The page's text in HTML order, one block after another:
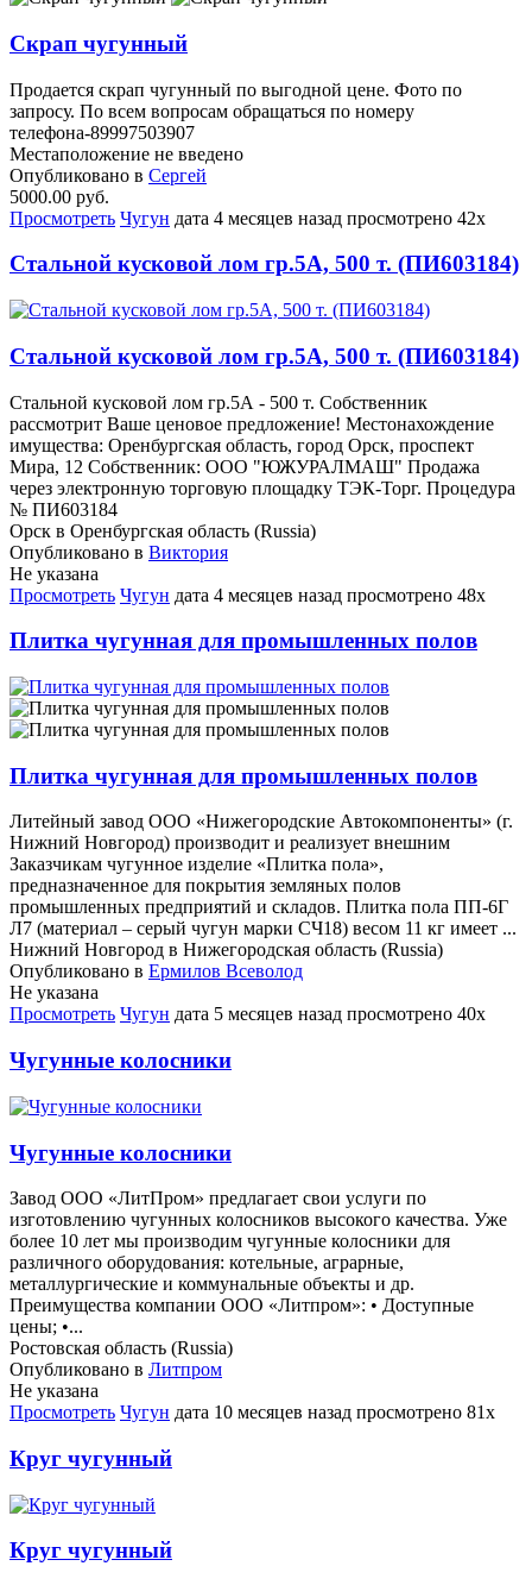
Скрап чугунный
Продается скрап чугунный по выгодной цене. Фото по
запросу. По всем вопросам обращаться по номеру
телефона-89997503907
Местаположение не введено
Опубликовано в Сергей
5000.00 руб.
Просмотреть Чугун дата 4 месяцев назад просмотрено 42x
Стальной кусковой лом гр.5А, 500 т. (ПИ603184)
Стальной кусковой лом гр.5А, 500 т. (ПИ603184)
Стальной кусковой лом гр.5А - 500 т. Собственник
рассмотрит Ваше ценовое предложение! Местонахождение
имущества: Оренбургская область, город Орск, проспект
Мира, 12 Собственник: ООО "ЮЖУРАЛМАШ" Продажа
через электронную торговую площадку ТЭК-Торг. Процедура
№ ПИ603184
Орск в Оренбургская область (Russia)
Опубликовано в Виктория
Не указана
Просмотреть Чугун дата 4 месяцев назад просмотрено 48x
Плитка чугунная для промышленных полов
Плитка чугунная для промышленных полов
Литейный завод ООО «Нижегородские Автокомпоненты» (г.
Нижний Новгород) производит и реализует внешним
Заказчикам чугунное изделие «Плитка пола»,
предназначенное для покрытия земляных полов
промышленных предприятий и складов. Плитка пола ПП-6Г
Л7 (материал – серый чугун марки СЧ18) весом 11 кг имеет ...
Нижний Новгород в Нижегородская область (Russia)
Опубликовано в Ермилов Всеволод
Не указана
Просмотреть Чугун дата 5 месяцев назад просмотрено 40x
Чугунные колосники
Чугунные колосники
Завод ООО «ЛитПром» предлагает свои услуги по
изготовлению чугунных колосников высокого качества. Уже
более 10 лет мы производим чугунные колосники для
различного оборудования: котельные, аграрные,
металлургические и коммунальные объекты и др.
Преимущества компании ООО «Литпром»: • Доступные
цены; •...
Ростовская область (Russia)
Опубликовано в Литпром
Не указана
Просмотреть Чугун дата 10 месяцев назад просмотрено 81x
Круг чугунный
Круг чугунный